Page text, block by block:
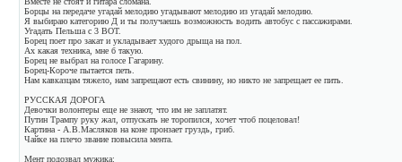
Борцы на передаче угадай мелодию угадывают мелодию из угадай мелодию.
Я выбираю категорию Д и ты получаешь возможность водить автобус с пассажирами.
Угадать Пельша с 3 ВОТ.
Борец поет про закат и укладывает худого дрыща на пол.
Ах какая техника, мне б такую.
Борец не выбрал на голосе Гагарину.
Борец-Короче пытается петь.
Нам кавказцам тяжело, нам запрещают есть свинину, но никто не запрещает ее пить.
РУССКАЯ ДОРОГА
Девочки волонтеры еще не знают, что им не заплатят.
Путин Трампу руку жал, отпускать не торопился, хочет чтоб поцеловал!
Картина - А.В.Масляков на коне пронзает груздь, гриб.
Чайке на плечо звание повысила мента.
Мент подозвал мужика: